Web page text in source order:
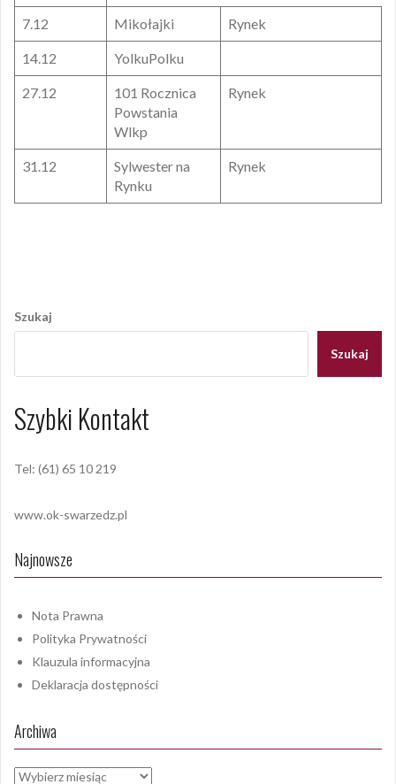
7.12 Mikołajki Rynek
14.12 YolkuPolku
27.12
101 Rocznica
Powstania
Wlkp
Rynek
31.12
Sylwester na
Rynku
Rynek
wpisu
Szukaj
Szukaj
Szybki Kontakt
Tel: (61) 65 10 219
www.ok-swarzedz.pl
Najnowsze
Nota Prawna
Polityka Prywatności
Klauzula informacyjna
Deklaracja dostępności
Archiwa
Archiwa